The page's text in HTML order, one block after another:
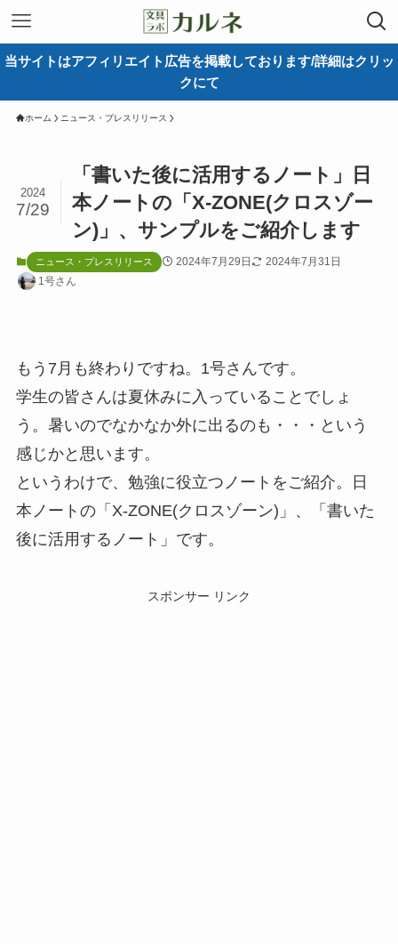
当サイトはアフィリエイト広告を掲載しております/詳細はクリッ
クにて
ホーム ニュース・プレスリリース
「書いた後に活用するノート」日
本ノートの「X-ZONE(クロスゾー
ン)」、サンプルをご紹介します
2024
7/29
ニュース・プレスリリース 2024年7月29日
2024年7月31日
1号さん
もう7月も終わりですね。1号さんです。
学生の皆さんは夏休みに入っていることでしょ
う。暑いのでなかなか外に出るのも・・・という
感じかと思います。
というわけで、勉強に役立つノートをご紹介。日
本ノートの「X-ZONE(クロスゾーン)」、「書いた
後に活用するノート」です。
スポンサー リンク